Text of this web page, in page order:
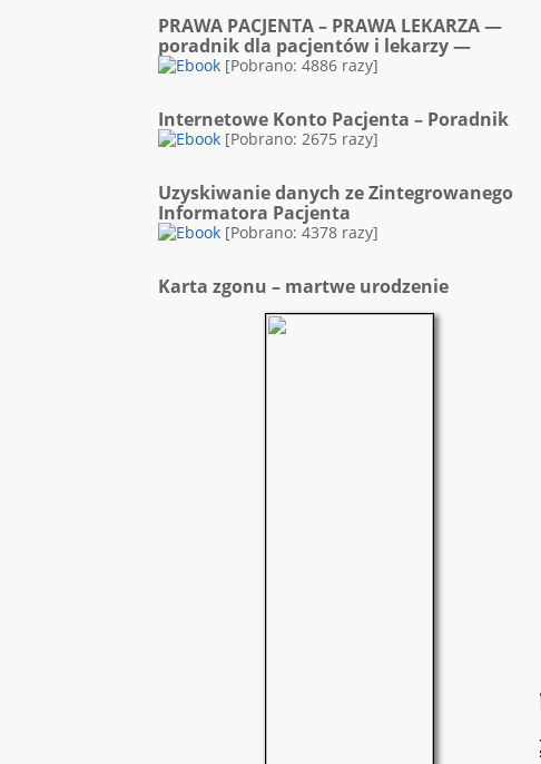
PRAWA PACJENTA – PRAWA LEKARZA —
poradnik dla pacjentów i lekarzy —
[Pobrano: 4886 razy]
Internetowe Konto Pacjenta – Poradnik
[Pobrano: 2675 razy]
Uzyskiwanie danych ze Zintegrowanego
Informatora Pacjenta
[Pobrano: 4378 razy]
Karta zgonu – martwe urodzenie